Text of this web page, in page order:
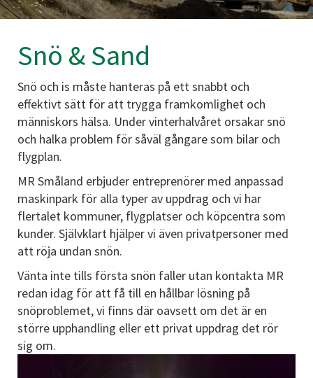
Snö & Sand
Snö och is måste hanteras på ett snabbt och
effektivt sätt för att trygga framkomlighet och
människors hälsa. Under vinterhalvåret orsakar snö
och halka problem för såväl gångare som bilar och
flygplan.
MR Småland erbjuder entreprenörer med anpassad
maskinpark för alla typer av uppdrag och vi har
flertalet kommuner, flygplatser och köpcentra som
kunder. Självklart hjälper vi även privatpersoner med
att röja undan snön.
Vänta inte tills första snön faller utan kontakta MR
redan idag för att få till en hållbar lösning på
snöproblemet, vi finns där oavsett om det är en
större upphandling eller ett privat uppdrag det rör
sig om.